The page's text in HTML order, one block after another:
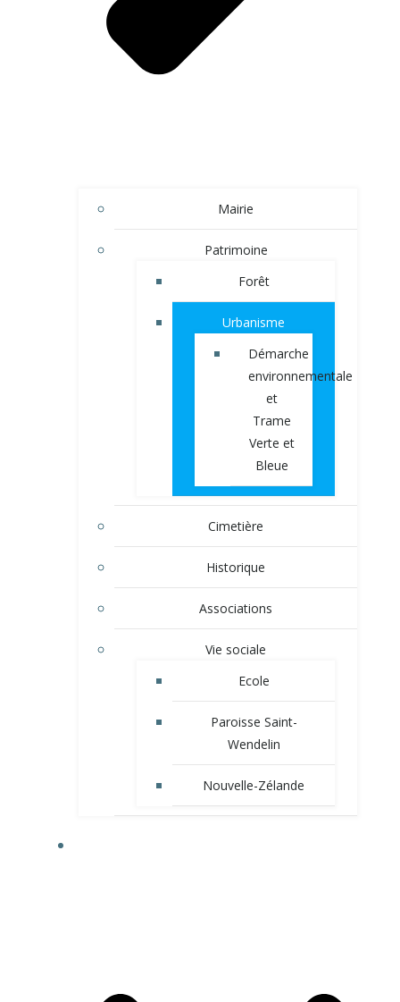
Mairie
Patrimoine
Forêt
Urbanisme
Démarche
environnementale
et
Trame
Verte et
Bleue
Cimetière
Historique
Associations
Vie sociale
Ecole
Paroisse Saint-
Wendelin
Nouvelle-Zélande